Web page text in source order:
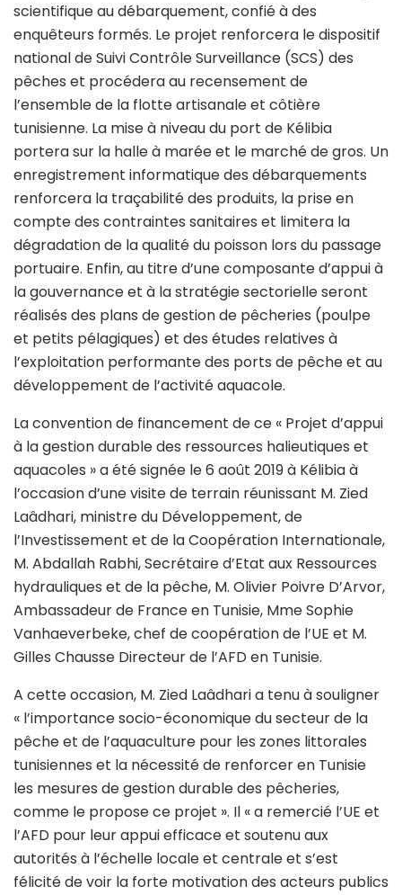
scientifique au débarquement, confié à des
enquêteurs formés. Le projet renforcera le dispositif
national de Suivi Contrôle Surveillance (SCS) des
pêches et procédera au recensement de
l’ensemble de la flotte artisanale et côtière
tunisienne. La mise à niveau du port de Kélibia
portera sur la halle à marée et le marché de gros. Un
enregistrement informatique des débarquements
renforcera la traçabilité des produits, la prise en
compte des contraintes sanitaires et limitera la
dégradation de la qualité du poisson lors du passage
portuaire. Enfin, au titre d’une composante d’appui à
la gouvernance et à la stratégie sectorielle seront
réalisés des plans de gestion de pêcheries (poulpe
et petits pélagiques) et des études relatives à
l’exploitation performante des ports de pêche et au
développement de l’activité aquacole.
La convention de financement de ce « Projet d’appui
à la gestion durable des ressources halieutiques et
aquacoles » a été signée le 6 août 2019 à Kélibia à
l’occasion d’une visite de terrain réunissant M. Zied
Laâdhari, ministre du Développement, de
l’Investissement et de la Coopération Internationale,
M. Abdallah Rabhi, Secrétaire d’Etat aux Ressources
hydrauliques et de la pêche, M. Olivier Poivre D’Arvor,
Ambassadeur de France en Tunisie, Mme Sophie
Vanhaeverbeke, chef de coopération de l’UE et M.
Gilles Chausse Directeur de l’AFD en Tunisie.
A cette occasion, M. Zied Laâdhari a tenu à souligner
« l’importance socio-économique du secteur de la
pêche et de l’aquaculture pour les zones littorales
tunisiennes et la nécessité de renforcer en Tunisie
les mesures de gestion durable des pêcheries,
comme le propose ce projet ». Il « a remercié l’UE et
l’AFD pour leur appui efficace et soutenu aux
autorités à l’échelle locale et centrale et s’est
félicité de voir la forte motivation des acteurs publics